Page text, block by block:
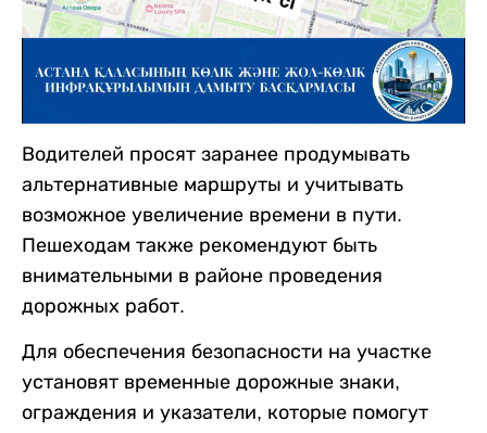
Водителей просят заранее продумывать
альтернативные маршруты и учитывать
возможное увеличение времени в пути.
Пешеходам также рекомендуют быть
внимательными в районе проведения
дорожных работ.
Для обеспечения безопасности на участке
установят временные дорожные знаки,
ограждения и указатели, которые помогут